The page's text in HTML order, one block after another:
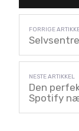
Den
Spotify